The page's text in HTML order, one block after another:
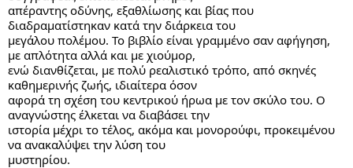
απέραντης οδύνης, εξαθλίωσης και βίας που
διαδραματίστηκαν κατά την διάρκεια του
μεγάλου πολέμου. Το βιβλίο είναι γραμμένο σαν αφήγηση,
με απλότητα αλλά και με χιούμορ,
ενώ διανθίζεται, με πολύ ρεαλιστικό τρόπο, από σκηνές
καθημερινής ζωής, ιδιαίτερα όσον
αφορά τη σχέση του κεντρικού ήρωα με τον σκύλο του. Ο
αναγνώστης έλκεται να διαβάσει την
ιστορία μέχρι το τέλος, ακόμα και μονορούφι, προκειμένου
να ανακαλύψει την λύση του
μυστηρίου.